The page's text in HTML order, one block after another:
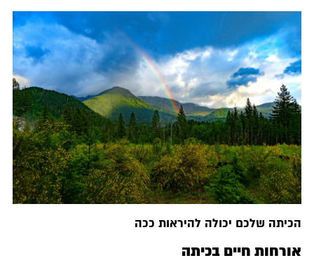
הכיתה שלכם יכולה להיראות ככה
אורחות חיים בכיתה